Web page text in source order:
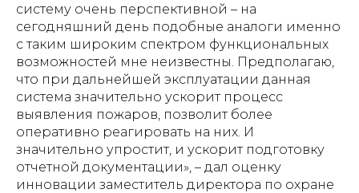
систему очень перспективной – на
сегодняшний день подобные аналоги именно
с таким широким спектром функциональных
возможностей мне неизвестны. Предполагаю,
что при дальнейшей эксплуатации данная
система значительно ускорит процесс
выявления пожаров, позволит более
оперативно реагировать на них. И
значительно упростит, и ускорит подготовку
отчетной документации», – дал оценку
инновации заместитель директора по охране